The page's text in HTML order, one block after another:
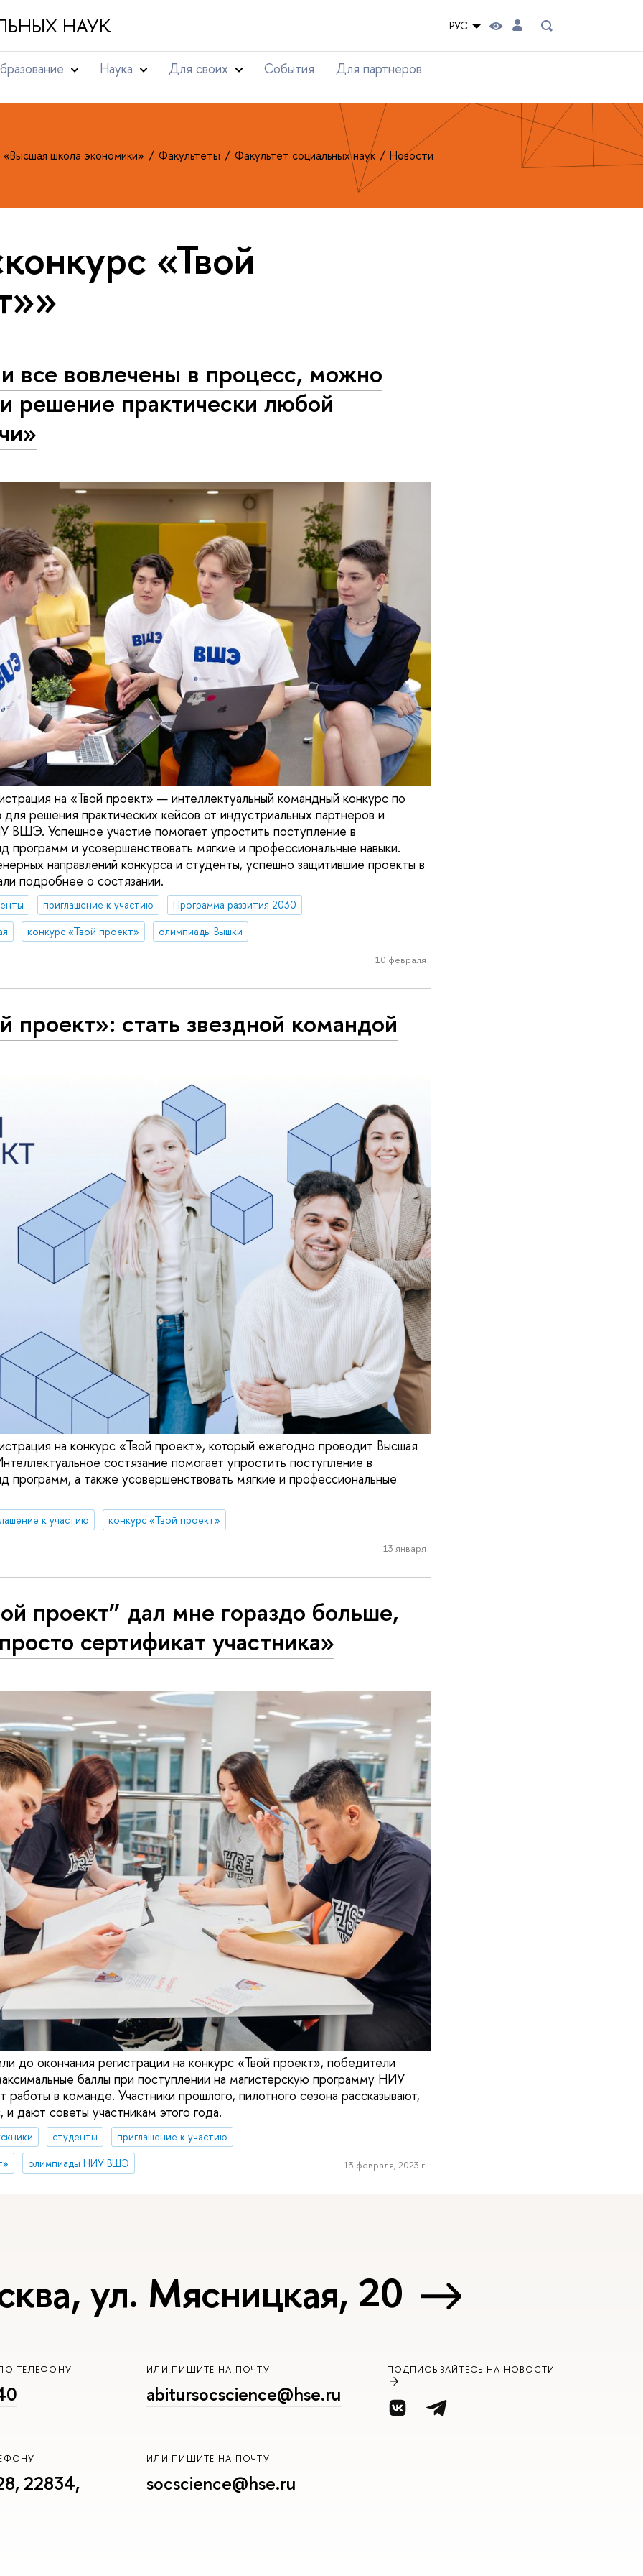
НАУК РУС
Наука Для своих События Для партнеров
«Высшая школа экономики» Факультеты Факультет социальных наук Новости
«Твой
все вовлечены в процесс, можно
решение практически любой
на «Твой проект» — интеллектуальный командный конкурс по
решения практических кейсов от индустриальных партнеров и
ВШЭ. Успешное участие помогает упростить поступление в
программ и усовершенствовать мягкие и профессиональные навыки.
направлений конкурса и студенты, успешно защитившие проекты в
подробнее о состязании.
приглашение к участию
Программа развития 2030
конкурс «Твой проект» олимпиады Вышки
10 февраля
проект»: стать звездной командой
на конкурс «Твой проект», который ежегодно проводит Высшая
состязание помогает упростить поступление в
программ, а также усовершенствовать мягкие и профессиональные
к участию конкурс «Твой проект»
13 января
проект” дал мне гораздо больше,
сертификат участника»
до окончания регистрации на конкурс «Твой проект», победители
баллы при поступлении на магистерскую программу НИУ
в команде. Участники прошлого, пилотного сезона рассказывают,
дают советы участникам этого года.
студенты
приглашение к участию
олимпиады НИУ ВШЭ 13 февраля, 2023 г.
ул. Мясницкая, 20
ТЕЛЕФОНУ ИЛИ ПИШИТЕ НА ПОЧТУ
abitursocscience@hse.ru
ПОДПИСЫВАЙТЕСЬ НА НОВОСТИ
22834,
ИЛИ ПИШИТЕ НА ПОЧТУ
socscience@hse.ru